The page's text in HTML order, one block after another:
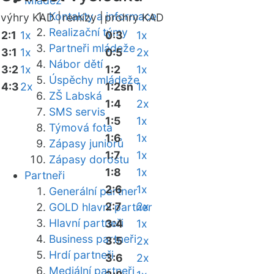
Kontakty a informace
Realizační týmy
Partneři mládeže
Nábor dětí
Úspěchy mládeže
ZŠ Labská
SMS servis
Týmová fota
Zápasy juniorů
Zápasy dorostu
Partneři
Generální partner
GOLD hlavní partner
Hlavní partneři
Business partneři
Hrdí partneři
Mediální partneři
výhry KAD |remízy | prohry KAD
2:1 1x
3:1 1x
3:21x
4:32x
0:3
1x
0:5
2x
1:2
1x
1:2sn 1x
1:4
2x
1:5
1x
1:6
1x
1:7
1x
1:8
1x
2:6
1x
2:7
2x
3:4
1x
3:5
2x
3:6
2x